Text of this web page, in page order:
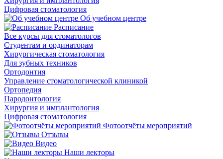
Цифровая стоматология
Об учебном центре
Расписание
Все курсы для стоматологов
Студентам и ординаторам
Хирургическая стоматология
Для зубных техников
Ортодонтия
Управление стоматологической клиникой
Ортопедия
Пародонтология
Хирургия и имплантология
Цифровая стоматология
Фотоотчёты мероприятий
Отзывы
Видео
Наши лекторы